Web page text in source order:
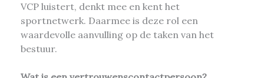
VCP luistert, denkt mee en kent het
sportnetwerk. Daarmee is deze rol een
waardevolle aanvulling op de taken van het
bestuur.